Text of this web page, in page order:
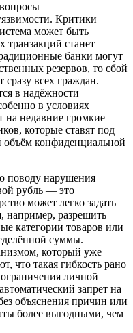
Критики
может быть
транзакций станет
банки могут
резервов, то сбой
сразу всех граждан.
в надёжности
в условиях
недавние громкие
которые ставят под
объём конфиденциальной
поводу нарушения
рубль — это
может легко задать
например, разрешить
категории товаров или
суммы.
который уже
что такая гибкость рано
личной
запрет на
объяснения причин или
более выгодными, чем